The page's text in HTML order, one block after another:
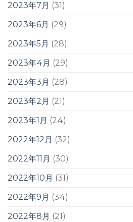
2023年7月 (31)
2023年6月 (29)
2023年5月 (28)
2023年4月 (29)
2023年3月 (28)
2023年2月 (21)
2023年1月 (24)
2022年12月 (32)
2022年11月 (30)
2022年10月 (31)
2022年9月 (34)
2022年8月 (21)